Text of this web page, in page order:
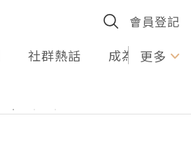
會員登記
社群熱話 成為U更多